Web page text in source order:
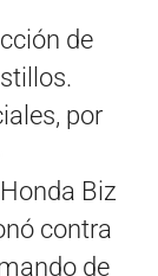
de
por
Biz
contra
de